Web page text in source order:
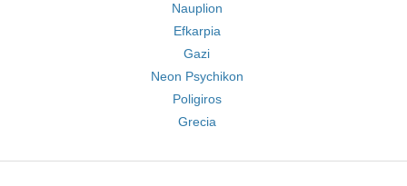
Nauplion
Efkarpia
Gazi
Neon Psychikon
Poligiros
Grecia